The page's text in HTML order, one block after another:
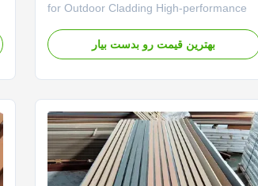
for Outdoor Cladding High-performance
designed for commercial and residential
outdoor cladding applications. These
بهترین قیمت رو بدست بیار